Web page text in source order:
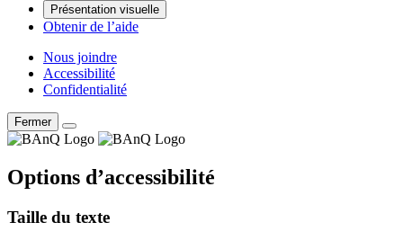
Présentation visuelle
Obtenir de l’aide
Nous joindre
Accessibilité
Confidentialité
Fermer
Options d’accessibilité
Taille du texte